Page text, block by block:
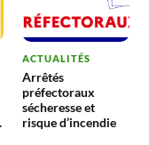
ACTUALITÉS
Arrêtés
préfectoraux
sécheresse et
risque d’incendie